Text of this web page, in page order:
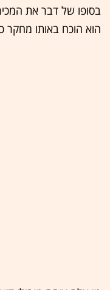
הוא הוכח באותו מחקר